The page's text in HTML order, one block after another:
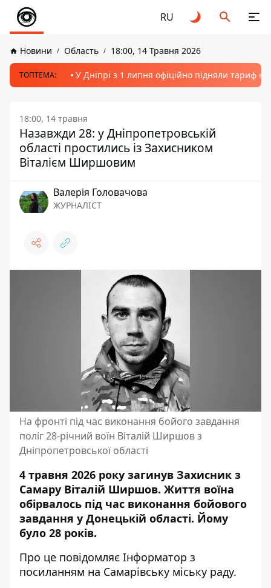
RU
Новини Область 18:00, 14 Травня 2026
ТОПТЕМА: У Дніпрі з 1 липня офіційно підняли тариф
18:00, 14 травня
Назавжди 28: у Дніпропетровській
області простились із Захисником
Віталієм Ширшовим
Валерія Головачова
ЖУРНАЛІСТ
На фронті під час виконання бойого завдання
поліг 28-річний воїн Віталій Ширшов з
Дніпропетровської області
4 травня 2026 року загинув Захисник з
Самару Віталій Ширшов. Життя воїна
обірвалось під час виконання бойового
завдання у Донецькій області. Йому
було 28 років.
Про це повідомляє Інформатор з
посиланням на Самарівську міську раду.